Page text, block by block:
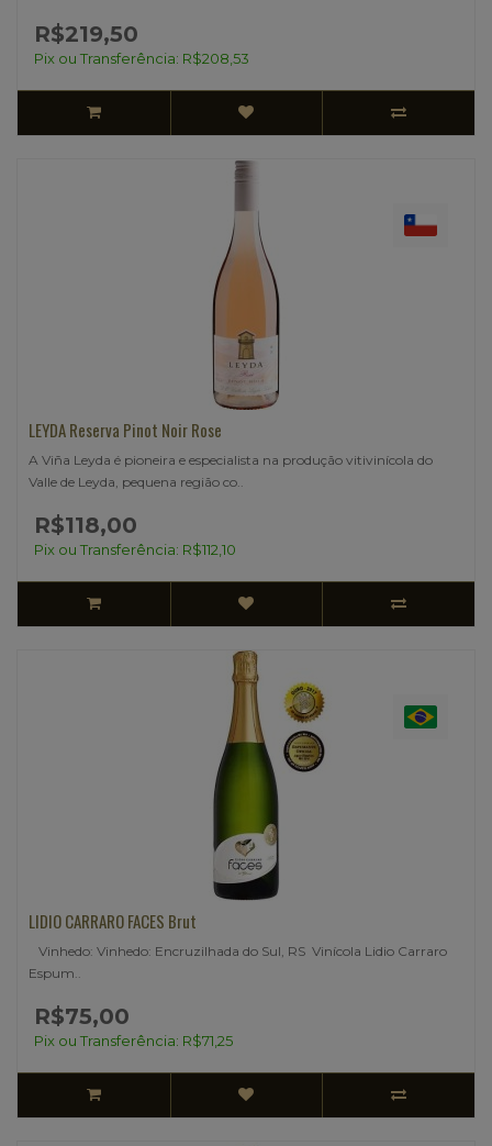
R$219,50
Pix ou Transferência: R$208,53
LEYDA Reserva Pinot Noir Rose
A Viña Leyda é pioneira e especialista na produção vitivinícola do
Valle de Leyda, pequena região co..
R$118,00
Pix ou Transferência: R$112,10
LIDIO CARRARO FACES Brut
Vinhedo: Vinhedo: Encruzilhada do Sul, RS Vinícola Lidio Carraro
Espum..
R$75,00
Pix ou Transferência: R$71,25